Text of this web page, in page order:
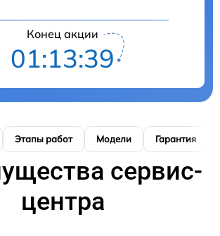
Конец акции
01:13:39
Этапы работ Модели Гарантия
сервис-
центра